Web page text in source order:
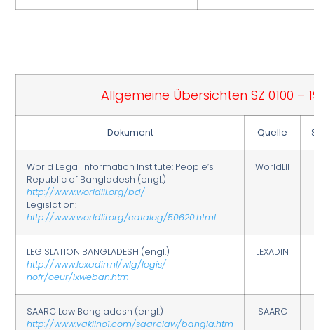
Allgemeine Übersichten SZ 0100 –
Dokument Quelle
World Legal Information Institute: People’s
Republic of Bangladesh (engl.)
http://www.worldlii.org/bd/
Legislation:
http://www.worldlii.org/catalog/50620.html
WorldLII
LEGISLATION BANGLADESH (engl.)
http://www.lexadin.nl/wlg/legis/
nofr/oeur/lxweban.htm
LEXADIN
SAARC Law Bangladesh (engl.)
http://www.vakilno1.com/saarclaw/bangla.htm
SAARC